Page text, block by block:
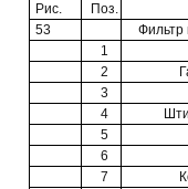
Рис.
Поз.
53
Фильтр
1
2
3
4
5
6
7